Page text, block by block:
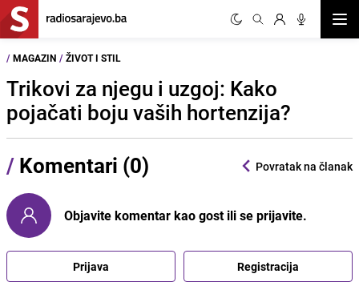
/ MAGAZIN / ŽIVOT I STIL
Trikovi za njegu i uzgoj: Kako
pojačati boju vaših hortenzija?
/ Komentari (0) Povratak na članak
Objavite komentar kao gost ili se prijavite.
Prijava Registracija